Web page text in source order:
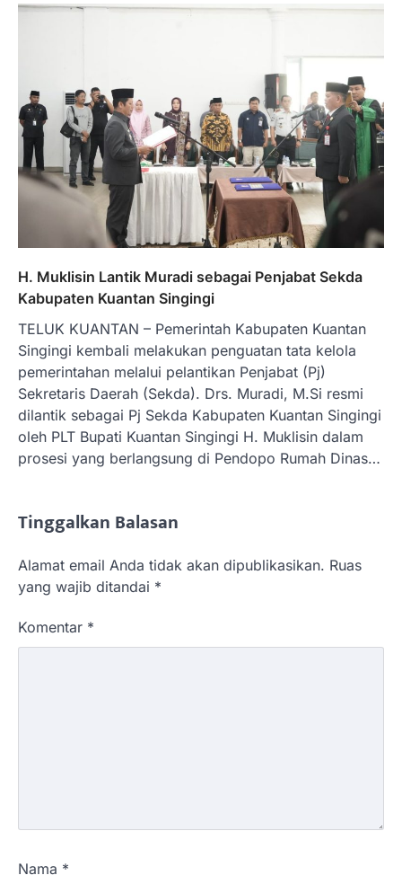
H. Muklisin Lantik Muradi sebagai Penjabat Sekda
Kabupaten Kuantan Singingi
TELUK KUANTAN – Pemerintah Kabupaten Kuantan
Singingi kembali melakukan penguatan tata kelola
pemerintahan melalui pelantikan Penjabat (Pj)
Sekretaris Daerah (Sekda). Drs. Muradi, M.Si resmi
dilantik sebagai Pj Sekda Kabupaten Kuantan Singingi
oleh PLT Bupati Kuantan Singingi H. Muklisin dalam
prosesi yang berlangsung di Pendopo Rumah Dinas…
Tinggalkan Balasan
Alamat email Anda tidak akan dipublikasikan. Ruas
yang wajib ditandai *
Komentar *
Nama *